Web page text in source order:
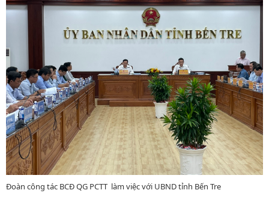
Đoàn công tác BCĐ QG PCTT làm việc với UBND tỉnh Bến Tre